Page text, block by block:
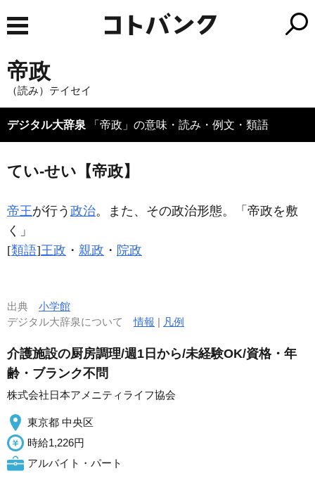
帝政
（読み）テイセイ
デジタル大辞泉 「帝政」の意味・読み・例文・類語
てい‐せい【帝政】
帝王が行う 政治。また、その政治形態。「 帝政を敷
く」
[類語]王政 ・ 親政 ・ 院政
出典 小学館
デジタル大辞泉について情報 | 凡例
介護施設の厨房調理/週1日から/未経験OK/資格・年
齢・ブランク不問
株式会社日本アメニティライフ協会
東京都 中央区
時給1,226円
アルバイト・パート